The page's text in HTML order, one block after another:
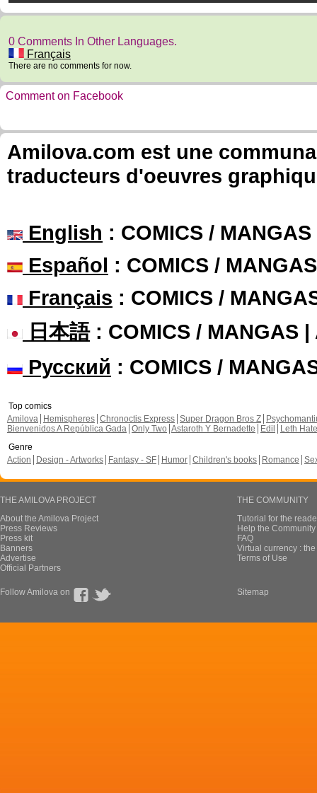
0 Comments In Other Languages.
Français
There are no comments for now.
Comment on Facebook
Amilova.com est une
traducteurs d'oeuvres
English : COMICS /
Español : COMICS /
Français : COMICS /
日本語: COMICS / MANGAS |
Русский : COMICS /
Top comics
Amilova
Hemispheres Chronoctis Express Super Dragon Bros Z
Bienvenidos A República Gada Only Two Astaroth Y Bernadette Edil
Leth Hate
Genre
Action
Design - Artworks Fantasy - SF Humor Children's books Romance
THE AMILOVA PROJECT
About the Amilova Project
Press Reviews
Press kit
Banners
Advertise
Official Partners
THE COMMUNITY
Tutorial for the
Help the
FAQ
Virtual currency :
Terms of Use
Follow Amilova on Sitemap